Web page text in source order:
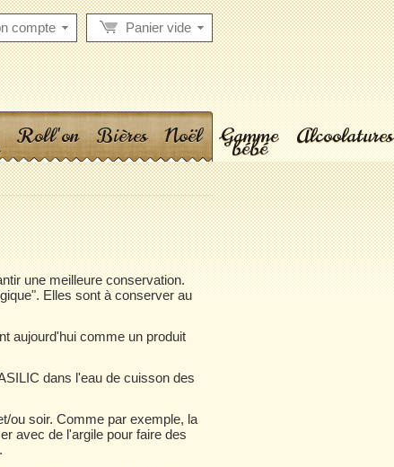
Panier vide
compte
Roll'on Bières Noël Gamme
bébé Alcoolatures
une meilleure conservation.
Elles sont à conserver au
aujourd'hui comme un produit
dans l'eau de cuisson des
ou soir. Comme par exemple, la
avec de l'argile pour faire des